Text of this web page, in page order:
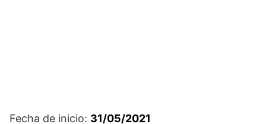
Fecha de inicio: 31/05/2021